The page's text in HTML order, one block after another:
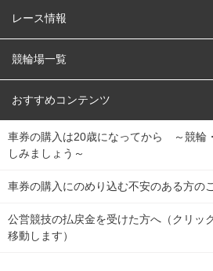
競輪
オートレース
競輪くじ
Dokanto!
チャリロトプラザ
レース情報
レース予想
レース結果
キャリーオーバー一覧
競輪場一覧
北日本 函館競輪場
関
東
弥彦競輪場 前橋競輪場 取手
関
東
小田原競輪場
おすすめコンテンツ
競輪選手情報
Perfecta Navi
netkeirin
車券の購入は20歳になってから ～競輪
しみましょう～
車券の購入にのめり込む不安のある方の
公営競技の払戻金を受けた方へ（クリッ
移動します）